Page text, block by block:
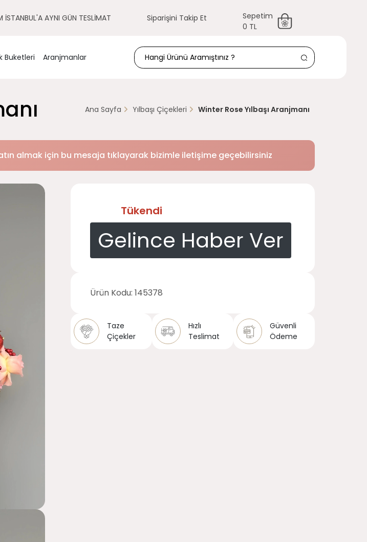
İSTANBUL'A AYNI GÜN TESLİMAT Siparişini Takip Et
Sepetim
0 TL
Buketleri Aranjmanlar
Ana Sayfa Yılbaşı Çiçekleri Winter Rose Yılbaşı Aranjmanı
almak için bu mesaja tıklayarak bizimle iletişime geçebilirsiniz
Tükendi
Gelince Haber Ver
Ürün Kodu: 145378
Taze
Çiçekler
Hızlı
Teslimat
Güvenli
Ödeme